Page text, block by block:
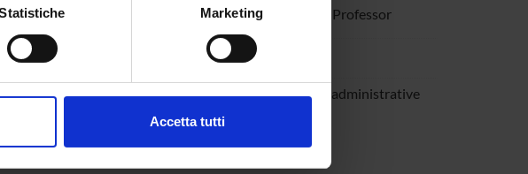
di qualche metro,
sui cookie.
Marketing
Accetta tutti
Associate Professor
Chiara Zusi
Technical-administrative